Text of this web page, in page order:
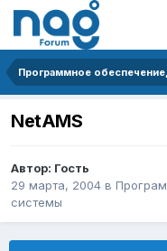
Программное
NetAMS
Автор: Гость
29 марта, 2004 в
системы